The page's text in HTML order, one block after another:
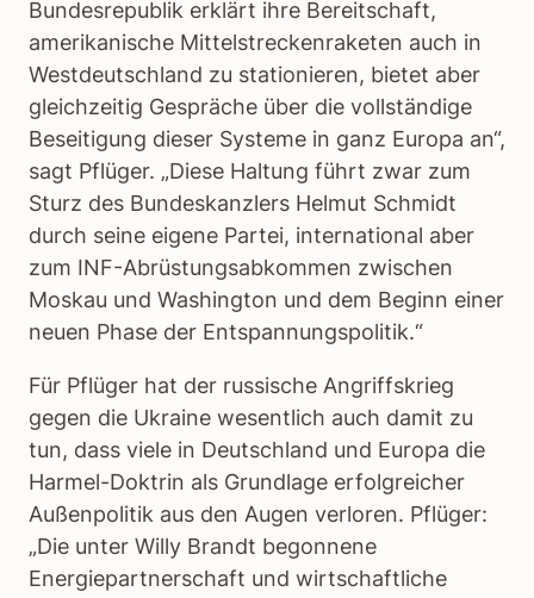
Bundesrepublik erklärt ihre Bereitschaft,
amerikanische Mittelstreckenraketen auch in
Westdeutschland zu stationieren, bietet aber
gleichzeitig Gespräche über die vollständige
Beseitigung dieser Systeme in ganz Europa an“,
sagt Pflüger. „Diese Haltung führt zwar zum
Sturz des Bundeskanzlers Helmut Schmidt
durch seine eigene Partei, international aber
zum INF-Abrüstungsabkommen zwischen
Moskau und Washington und dem Beginn einer
neuen Phase der Entspannungspolitik.“
Für Pflüger hat der russische Angriffskrieg
gegen die Ukraine wesentlich auch damit zu
tun, dass viele in Deutschland und Europa die
Harmel-Doktrin als Grundlage erfolgreicher
Außenpolitik aus den Augen verloren. Pflüger:
„Die unter Willy Brandt begonnene
Energiepartnerschaft und wirtschaftliche